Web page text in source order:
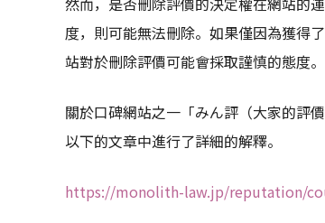
度，則可能無法刪除。如果僅因為獲得
站對於刪除評價可能會採取謹慎的態度。
關於口碑網站之一「みん評（大家的評
以下的文章中進行了詳細的解釋。
https://monolith-law.jp/reputation/